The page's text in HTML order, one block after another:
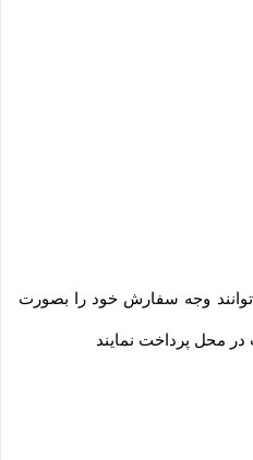
وجه سفارش خود را بصورت
در محل پرداخت نمایند